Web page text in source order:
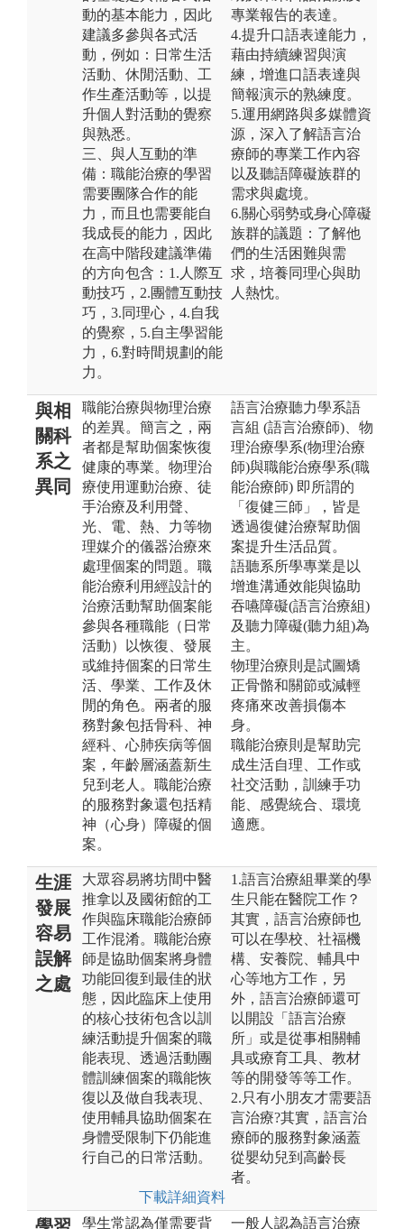
動的基本能力，因此
建議多參與各式活
動，例如：日常生活
活動、休閒活動、工
作生產活動等，以提
升個人對活動的覺察
與熟悉。
三、與人互動的準
備：職能治療的學習
需要團隊合作的能
力，而且也需要能自
我成長的能力，因此
在高中階段建議準備
的方向包含：1.人際互
動技巧，2.團體互動技
巧，3.同理心，4.自我
的覺察，5.自主學習能
力，6.對時間規劃的能
力。
專業報告的表達。
4.提升口語表達能力，
藉由持續練習與演
練，增進口語表達與
簡報演示的熟練度。
5.運用網路與多媒體資
源，深入了解語言治
療師的專業工作內容
以及聽語障礙族群的
需求與處境。
6.關心弱勢或身心障礙
族群的議題：了解他
們的生活困難與需
求，培養同理心與助
人熱忱。
與相
關科
系之
異同
職能治療與物理治療
的差異。簡言之，兩
者都是幫助個案恢復
健康的專業。物理治
療使用運動治療、徒
手治療及利用聲、
光、電、熱、力等物
理媒介的儀器治療來
處理個案的問題。職
能治療利用經設計的
治療活動幫助個案能
參與各種職能（日常
活動）以恢復、發展
或維持個案的日常生
活、學業、工作及休
閒的角色。兩者的服
務對象包括骨科、神
經科、心肺疾病等個
案，年齡層涵蓋新生
兒到老人。職能治療
的服務對象還包括精
神（心身）障礙的個
案。
語言治療聽力學系語
言組 (語言治療師)、物
理治療學系(物理治療
師)與職能治療學系(職
能治療師) 即所謂的
「復健三師」，皆是
透過復健治療幫助個
案提升生活品質。
語聽系所學專業是以
增進溝通效能與協助
吞嚥障礙(語言治療組)
及聽力障礙(聽力組)為
主。
物理治療則是試圖矯
正骨骼和關節或減輕
疼痛來改善損傷本
身。
職能治療則是幫助完
成生活自理、工作或
社交活動，訓練手功
能、感覺統合、環境
適應。
生涯
發展
容易
誤解
之處
大眾容易將坊間中醫
推拿以及國術館的工
作與臨床職能治療師
工作混淆。職能治療
師是協助個案將身體
功能回復到最佳的狀
態，因此臨床上使用
的核心技術包含以訓
練活動提升個案的職
能表現、透過活動團
體訓練個案的職能恢
復以及做自我表現、
使用輔具協助個案在
身體受限制下仍能進
行自己的日常活動。
下載詳細資料
1.語言治療組畢業的學
生只能在醫院工作？
其實，語言治療師也
可以在學校、社福機
構、安養院、輔具中
心等地方工作，另
外，語言治療師還可
以開設「語言治療
所」或是從事相關輔
具或療育工具、教材
等的開發等等工作。
2.只有小朋友才需要語
言治療?其實，語言治
療師的服務對象涵蓋
從嬰幼兒到高齡長
者。
學生常認為僅需要背
一般人認為語言治療